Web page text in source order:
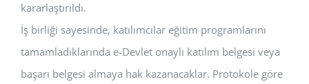
kararlaştırıldı.
İş birliği sayesinde, katılımcılar eğitim programlarını
tamamladıklarında e-Devlet onaylı katılım belgesi veya
başarı belgesi almaya hak kazanacaklar. Protokole göre